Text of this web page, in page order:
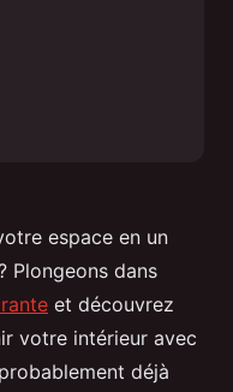
espace en un
Plongeons dans
et découvrez
votre intérieur avec
déjà